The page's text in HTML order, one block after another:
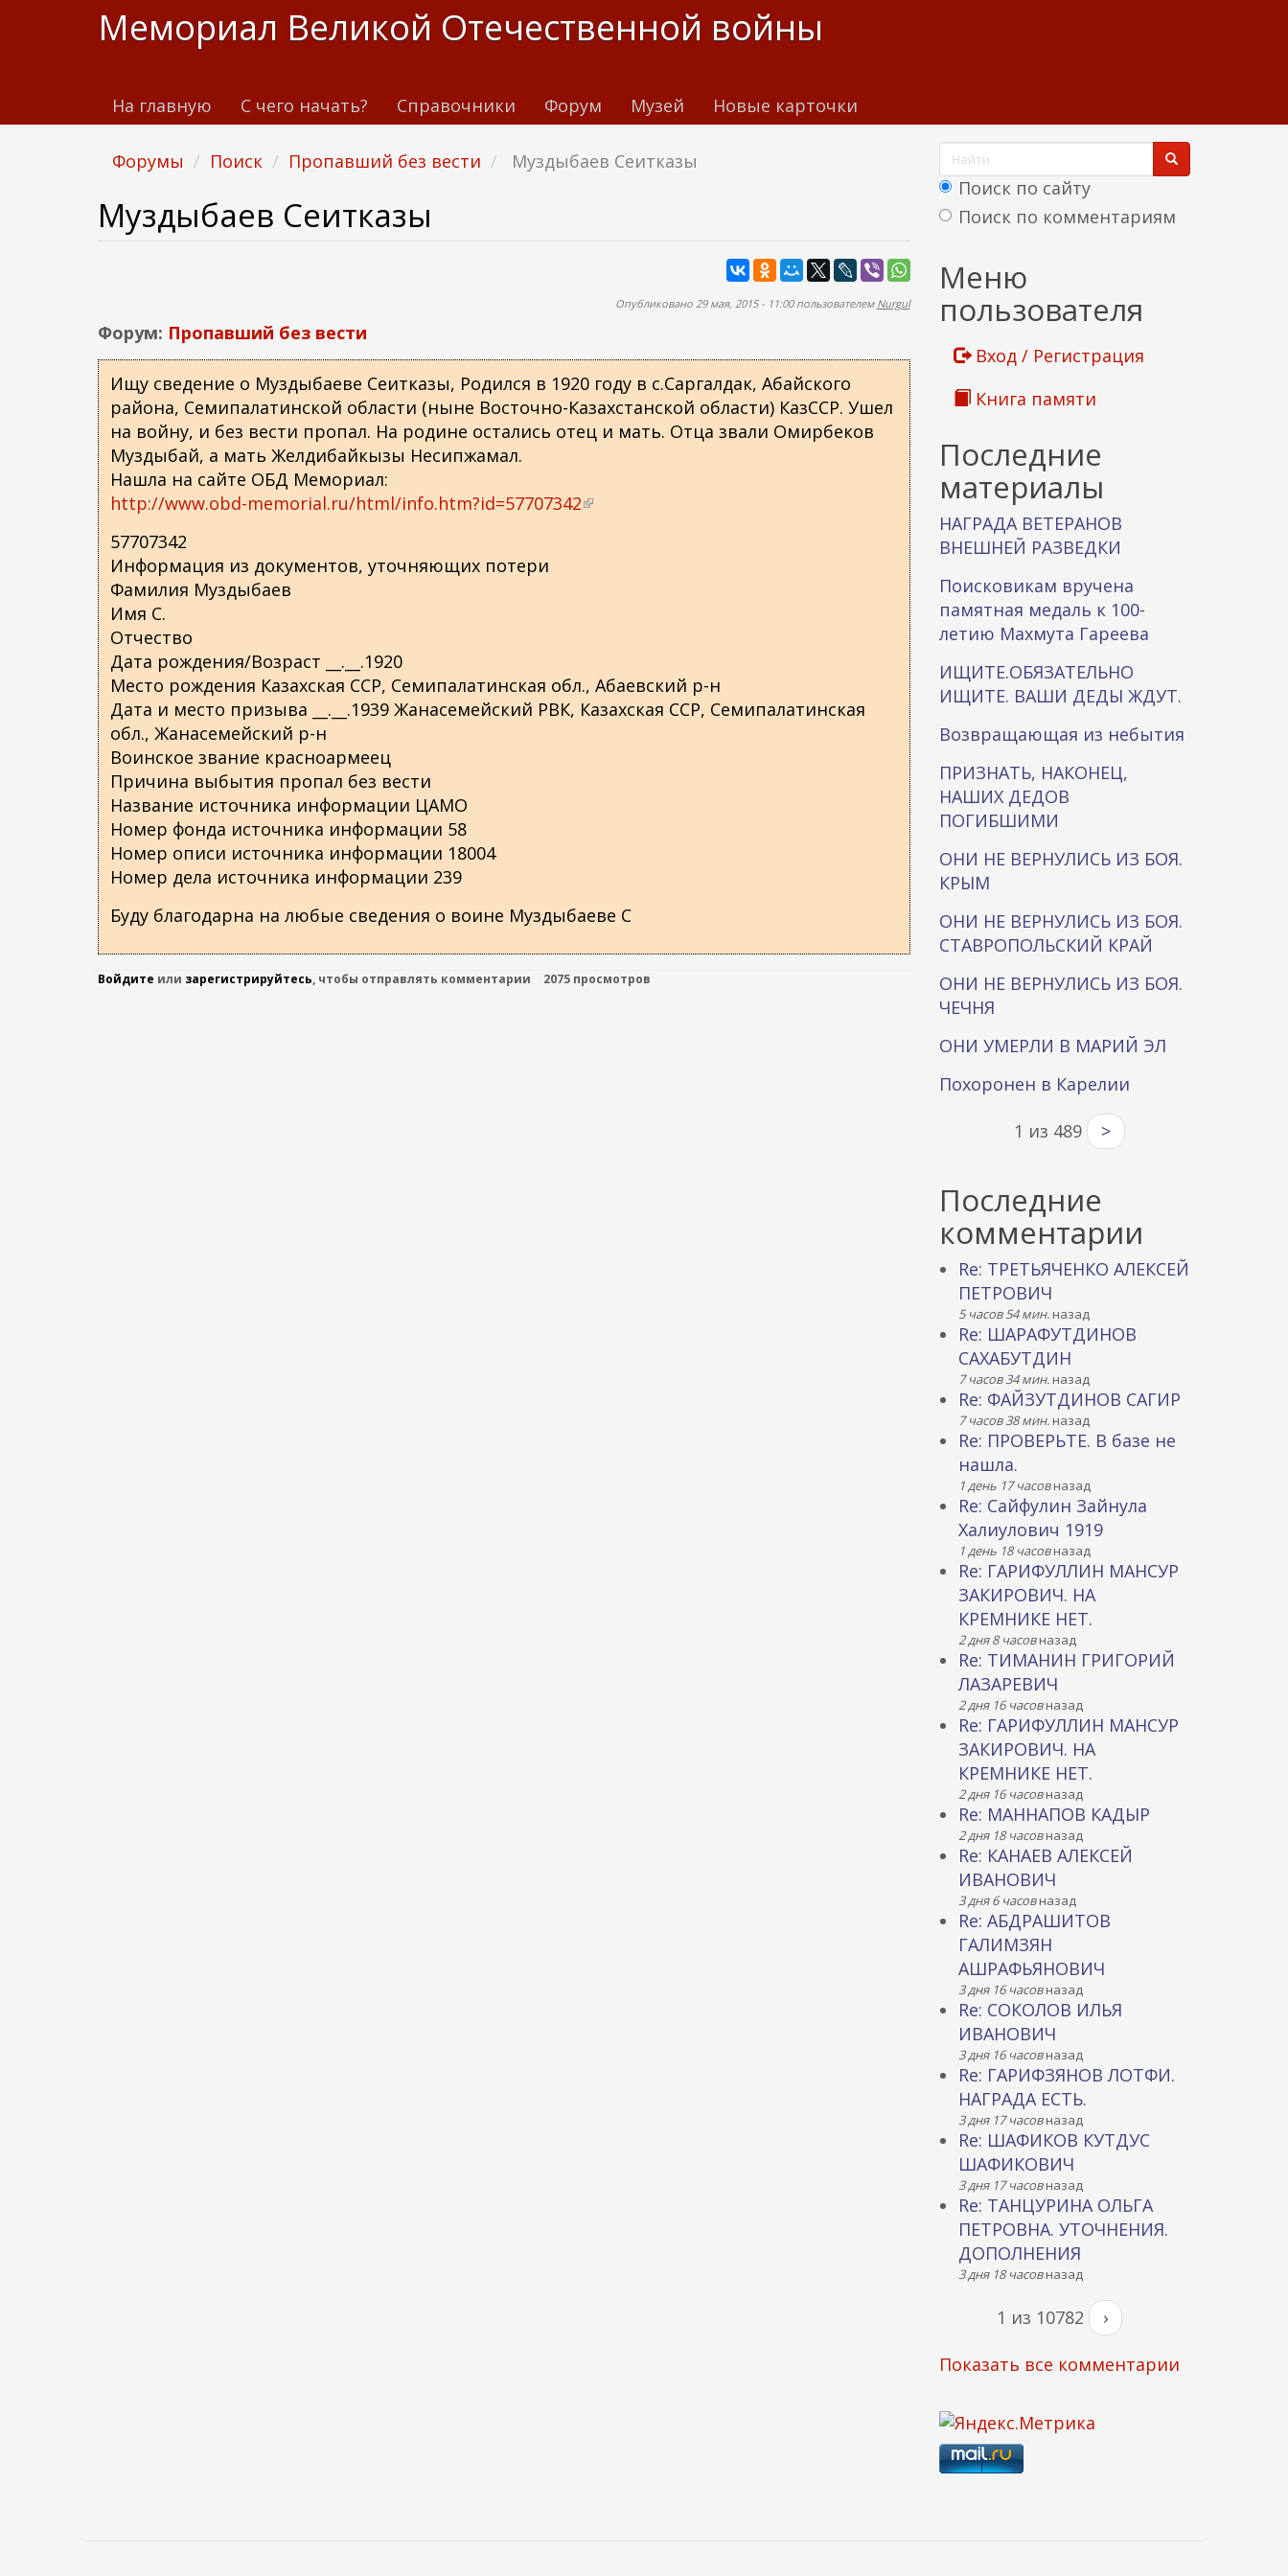
т
Мемориал Великой Отечественной войны
На главную С чего начать? Справочники Форум Музей Новые карточки
Форумы Поиск Пропавший без вести Муздыбаев Сеитказы
Муздыбаев Сеитказы
Опубликовано 29 мая, 2015 - 11:00 пользователем Nurgul
Форум: Пропавший без вести
Ищу сведение о Муздыбаеве Сеитказы, Родился в 1920 году в с.Саргалдак, Абайского
района, Семипалатинской области (ныне Восточно-Казахстанской области) КазССР. Ушел
на войну, и без вести пропал. На родине остались отец и мать. Отца звали Омирбеков
Муздыбай, а мать Желдибайкызы Несипжамал.
Нашла на сайте ОБД Мемориал:
http://www.obd-memorial.ru/html/info.htm?id=57707342(
с
с
57707342
Информация из документов, уточняющих потери
Фамилия Муздыбаев
Имя С.
Отчество
Дата рождения/Возраст __.__.1920
Место рождения Казахская ССР, Семипалатинская обл., Абаевский р-н
Дата и место призыва __.__.1939 Жанасемейский РВК, Казахская ССР, Семипалатинская
обл., Жанасемейский р-н
Воинское звание красноармеец
Причина выбытия пропал без вести
Название источника информации ЦАМО
Номер фонда источника информации 58
Номер описи источника информации 18004
Номер дела источника информации 239
Буду благодарна на любые сведения о воине Муздыбаеве С
Войдите или зарегистрируйтесь, чтобы отправлять комментарии 2075 просмотров
Ф
о
р
а
п
о
и
к
а
Поиск по сайту
Поиск по комментариям
Меню
пользователя
Вход / Регистрация
Книга памяти
Последние
материалы
НАГРАДА ВЕТЕРАНОВ
ВНЕШНЕЙ РАЗВЕДКИ
Поисковикам вручена
памятная медаль к 100-
летию Махмута Гареева
ИЩИТЕ.ОБЯЗАТЕЛЬНО
ИЩИТЕ. ВАШИ ДЕДЫ ЖДУТ.
Возвращающая из небытия
ПРИЗНАТЬ, НАКОНЕЦ,
НАШИХ ДЕДОВ
ПОГИБШИМИ
ОНИ НЕ ВЕРНУЛИСЬ ИЗ БОЯ.
КРЫМ
ОНИ НЕ ВЕРНУЛИСЬ ИЗ БОЯ.
СТАВРОПОЛЬСКИЙ КРАЙ
ОНИ НЕ ВЕРНУЛИСЬ ИЗ БОЯ.
ЧЕЧНЯ
ОНИ УМЕРЛИ В МАРИЙ ЭЛ
Похоронен в Карелии
1 из 489 >
Последние
комментарии
Re: ТРЕТЬЯЧЕНКО АЛЕКСЕЙ
ПЕТРОВИЧ
5 часов 54 мин.назад
Re: ШАРАФУТДИНОВ
САХАБУТДИН
7 часов 34 мин.назад
Re: ФАЙЗУТДИНОВ САГИР
7 часов 38 мин.назад
Re: ПРОВЕРЬТЕ. В базе не
нашла.
1 день 17 часовназад
Re: Сайфулин Зайнула
Халиулович 1919
1 день 18 часовназад
Re: ГАРИФУЛЛИН МАНСУР
ЗАКИРОВИЧ. НА
КРЕМНИКЕ НЕТ.
2 дня 8 часовназад
Re: ТИМАНИН ГРИГОРИЙ
ЛАЗАРЕВИЧ
2 дня 16 часовназад
Re: ГАРИФУЛЛИН МАНСУР
ЗАКИРОВИЧ. НА
КРЕМНИКЕ НЕТ.
2 дня 16 часовназад
Re: МАННАПОВ КАДЫР
2 дня 18 часовназад
Re: КАНАЕВ АЛЕКСЕЙ
ИВАНОВИЧ
3 дня 6 часовназад
Re: АБДРАШИТОВ
ГАЛИМЗЯН
АШРАФЬЯНОВИЧ
3 дня 16 часовназад
Re: СОКОЛОВ ИЛЬЯ
ИВАНОВИЧ
3 дня 16 часовназад
Re: ГАРИФЗЯНОВ ЛОТФИ.
НАГРАДА ЕСТЬ.
3 дня 17 часовназад
Re: ШАФИКОВ КУТДУС
ШАФИКОВИЧ
3 дня 17 часовназад
Re: ТАНЦУРИНА ОЛЬГА
ПЕТРОВНА. УТОЧНЕНИЯ.
ДОПОЛНЕНИЯ
3 дня 18 часовназад
1 из 10782 ›
Показать все комментарии